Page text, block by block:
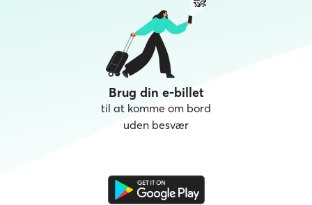
Brug din e-billet
til at komme om bord
uden besvær